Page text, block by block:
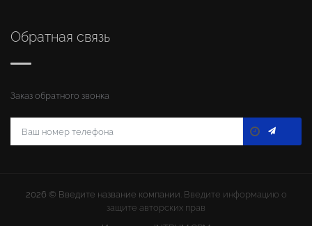
Обратная связь
Заказ обратного звонка
2026 © Введите название компании. Введите информацию о
защите авторских прав